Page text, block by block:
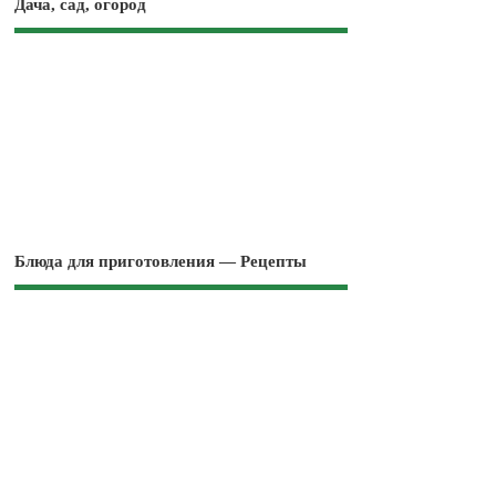
Дача, сад, огород
Блюда для приготовления — Рецепты